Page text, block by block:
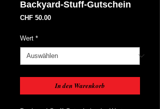
Backyard-Stuff-Gutschein
CHF 50.00Preis
Wert *
In den Warenkorb